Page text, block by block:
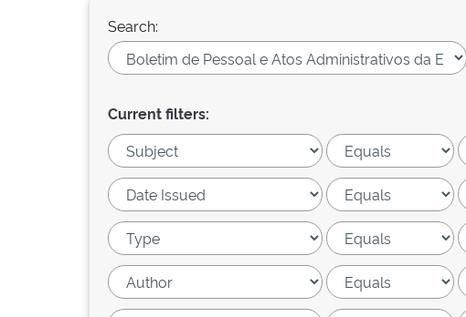
Search:
Current filters: